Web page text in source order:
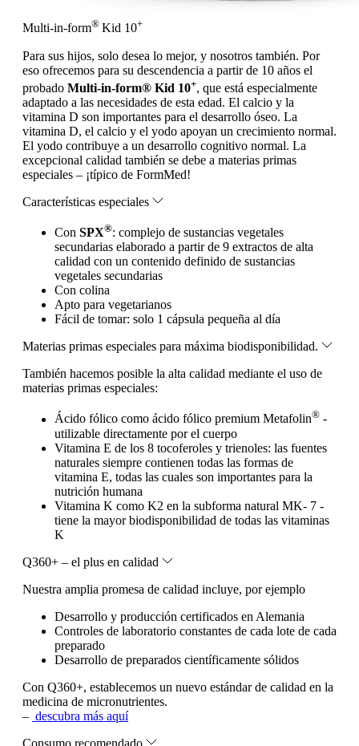
Multi-in-form® Kid 10+
Para sus hijos, solo desea lo mejor, y nosotros también. Por
eso ofrecemos para su descendencia a partir de 10 años el
probado Multi-in-form® Kid 10+, que está especialmente
adaptado a las necesidades de esta edad. El calcio y la
vitamina D son importantes para el desarrollo óseo. La
vitamina D, el calcio y el yodo apoyan un crecimiento normal.
El yodo contribuye a un desarrollo cognitivo normal. La
excepcional calidad también se debe a materias primas
especiales – ¡típico de FormMed!
Características especiales
Con SPX®: complejo de sustancias vegetales
secundarias elaborado a partir de 9 extractos de alta
calidad con un contenido definido de sustancias
vegetales secundarias
Con colina
Apto para vegetarianos
Fácil de tomar: solo 1 cápsula pequeña al día
Materias primas especiales para máxima biodisponibilidad.
También hacemos posible la alta calidad mediante el uso de
materias primas especiales:
Ácido fólico como ácido fólico premium Metafolin® -
utilizable directamente por el cuerpo
Vitamina E de los 8 tocoferoles y trienoles: las fuentes
naturales siempre contienen todas las formas de
vitamina E, todas las cuales son importantes para la
nutrición humana
Vitamina K como K2 en la subforma natural MK- 7 -
tiene la mayor biodisponibilidad de todas las vitaminas
K
Q360+ – el plus en calidad
Nuestra amplia promesa de calidad incluye, por ejemplo
Desarrollo y producción certificados en Alemania
Controles de laboratorio constantes de cada lote de cada
preparado
Desarrollo de preparados científicamente sólidos
Con Q360+, establecemos un nuevo estándar de calidad en la
medicina de micronutrientes.
– descubra más aquí
Consumo recomendado